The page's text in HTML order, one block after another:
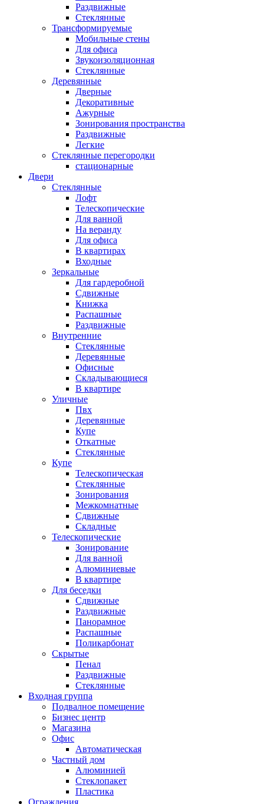
Раздвижные
Стеклянные
Трансформируемые
Мобильные стены
Для офиса
Звукоизоляционная
Стеклянные
Деревянные
Дверные
Декоративные
Ажурные
Зонирования пространства
Раздвижные
Легкие
Стеклянные перегородки
стационарные
Двери
Стеклянные
Лофт
Телескопические
Для ванной
На веранду
Для офиса
В квартирах
Входные
Зеркальные
Для гардеробной
Сдвижные
Книжка
Распашные
Раздвижные
Внутренние
Стеклянные
Деревянные
Офисные
Складывающиеся
В квартире
Уличные
Пвх
Деревянные
Купе
Откатные
Стеклянные
Купе
Телескопическая
Стеклянные
Зонирования
Межкомнатные
Сдвижные
Складные
Телескопические
Зонирование
Для ванной
Алюминиевые
В квартире
Для беседки
Сдвижные
Раздвижные
Панорамное
Распашные
Поликарбонат
Скрытые
Пенал
Раздвижные
Стеклянные
Входная группа
Подвалное помещение
Бизнес центр
Магазина
Офис
Автоматическая
Частный дом
Алюминией
Стеклопакет
Пластика
Ограждения